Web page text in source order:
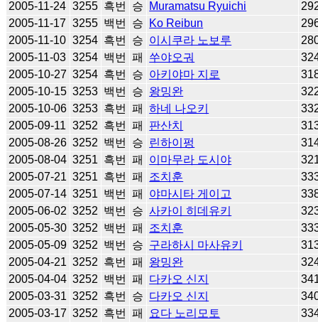
2005-11-24 3255 흑번 승 Muramatsu Ryuichi
2005-11-17 3255 백번 승 Ko Reibun
2005-11-10 3254 흑번 승 이시쿠라 노보루
2005-11-03 3254 백번 패 쑤야오궈
2005-10-27 3254 흑번 승 아키야마 지로
2005-10-15 3253 백번 승 왕밍완
2005-10-06 3253 흑번 패 하네 나오키
2005-09-11 3252 흑번 패 판산치
2005-08-26 3252 백번 승 린하이펑
2005-08-04 3251 흑번 패 이마무라 도시야
2005-07-21 3251 흑번 패 조치훈
2005-07-14 3251 백번 패 야마시타 게이고
2005-06-02 3252 백번 승 사카이 히데유키
2005-05-30 3252 백번 패 조치훈
2005-05-09 3252 백번 승 구라하시 마사유키
2005-04-21 3252 흑번 패 왕밍완
2005-04-04 3252 백번 패 다카오 신지
2005-03-31 3252 흑번 승 다카오 신지
2005-03-17 3252 흑번 패 요다 노리모토